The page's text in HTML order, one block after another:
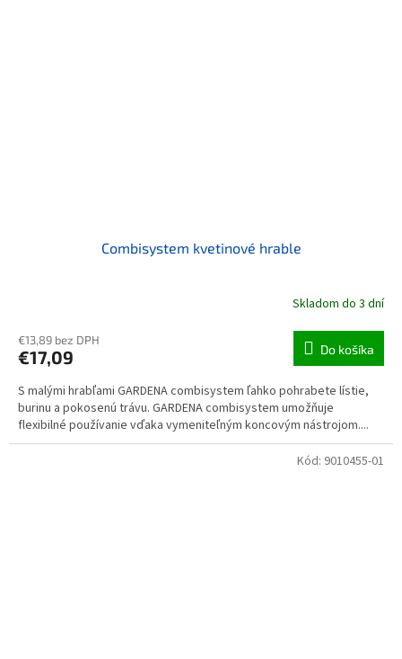
Combisystem kvetinové hrable
Skladom do 3 dní
€13,89 bez DPH
€17,09 Do košíka
S malými hrabľami GARDENA combisystem ľahko pohrabete lístie,
burinu a pokosenú trávu. GARDENA combisystem umožňuje
flexibilné používanie vďaka vymeniteľným koncovým nástrojom....
Kód: 9010455-01